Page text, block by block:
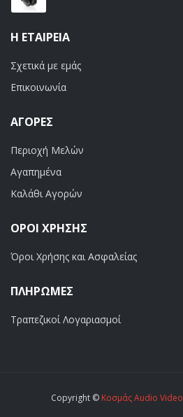
Η ΕΤΑΙΡΕΊΑ
Σχετικά με εμάς
Επικοινωνία
ΑΓΟΡΈΣ
Περιοχή Μελών
Αγαπημένα
Καλάθι Αγορών
ΟΡΟΙ ΧΡΗΣΗΣ
Όροι Χρήσης και Ασφαλείας
ΠΛΗΡΩΜΕΣ
Τραπεζικοί Λογαριασμοί
Copyright © Κοσμάς Audio Video